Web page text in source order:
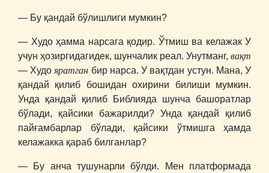
― Бу қандай бўлишлиги мумкин?
― Худо ҳамма нарсага қодир. Ўтмиш ва келажак У
учун ҳозиргидагидек, шунчалик реал. Унутманг, вақт
― Худояратган бир нарса. У вақтдан устун. Мана, У
қандай қилиб бошидан охирини билиши мумкин.
Унда қандай қилиб Библияда шунча башоратлар
бўлади, қайсики бажарилди? Унда қандай қилиб
пайғамбарлар бўлади, қайсики ўтмишга ҳамда
келажакка қараб билганлар?
― Бу анча тушунарли бўлди. Мен платформада